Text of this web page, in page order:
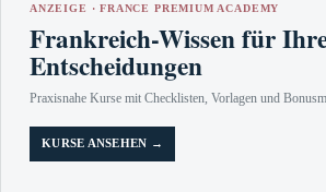
ANZEIGE · FRANCE PREMIUM ACADEMY
Frankreich-Wissen für
Entscheidungen
Praxisnahe Kurse mit Checklisten, Vorlagen und
KURSE ANSEHEN →